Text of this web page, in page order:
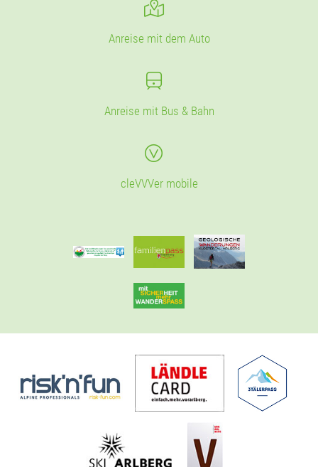
Anreise mit dem Auto
Anreise mit Bus & Bahn
cleVVVer mobile